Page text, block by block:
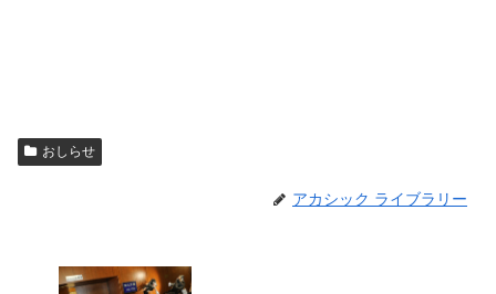
おしらせ
アカシック ライブラリー